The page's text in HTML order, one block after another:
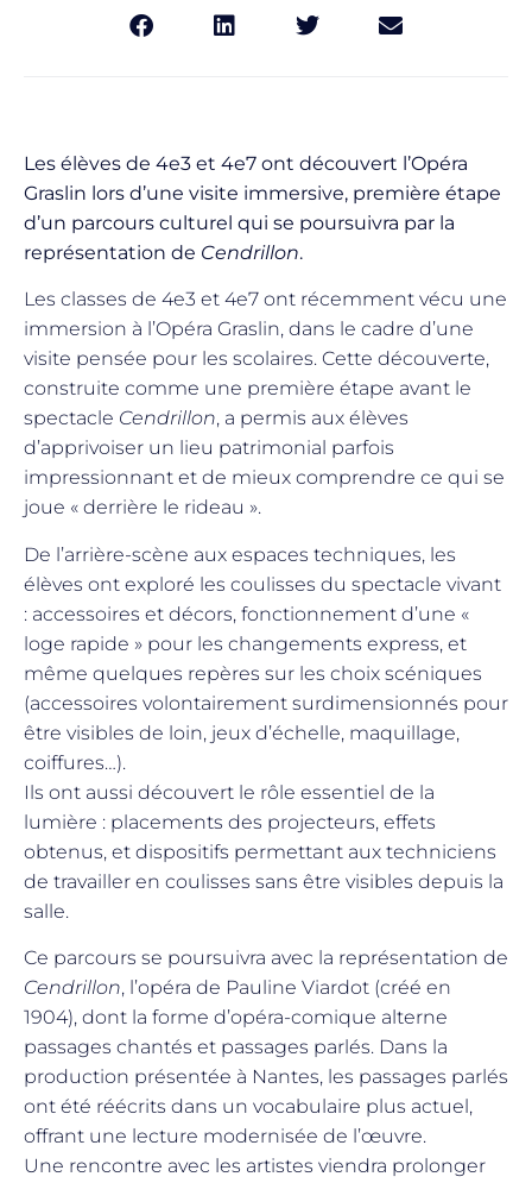
Les élèves de 4e3 et 4e7 ont découvert l’Opéra
Graslin lors d’une visite immersive, première étape
d’un parcours culturel qui se poursuivra par la
représentation de Cendrillon.
Les classes de 4e3 et 4e7 ont récemment vécu une
immersion à l’Opéra Graslin, dans le cadre d’une
visite pensée pour les scolaires. Cette découverte,
construite comme une première étape avant le
spectacle Cendrillon, a permis aux élèves
d’apprivoiser un lieu patrimonial parfois
impressionnant et de mieux comprendre ce qui se
joue « derrière le rideau ».
De l’arrière-scène aux espaces techniques, les
élèves ont exploré les coulisses du spectacle vivant
: accessoires et décors, fonctionnement d’une «
loge rapide » pour les changements express, et
même quelques repères sur les choix scéniques
(accessoires volontairement surdimensionnés pour
être visibles de loin, jeux d’échelle, maquillage,
coiffures…).
Ils ont aussi découvert le rôle essentiel de la
lumière : placements des projecteurs, effets
obtenus, et dispositifs permettant aux techniciens
de travailler en coulisses sans être visibles depuis la
salle.
Ce parcours se poursuivra avec la représentation de
Cendrillon, l’opéra de Pauline Viardot (créé en
1904), dont la forme d’opéra-comique alterne
passages chantés et passages parlés. Dans la
production présentée à Nantes, les passages parlés
ont été réécrits dans un vocabulaire plus actuel,
offrant une lecture modernisée de l’œuvre.
Une rencontre avec les artistes viendra prolonger